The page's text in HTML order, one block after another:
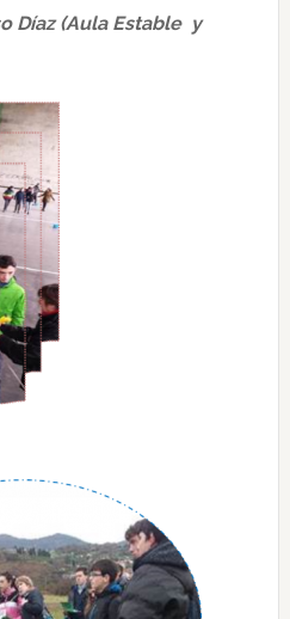
Díaz (Aula Estable y